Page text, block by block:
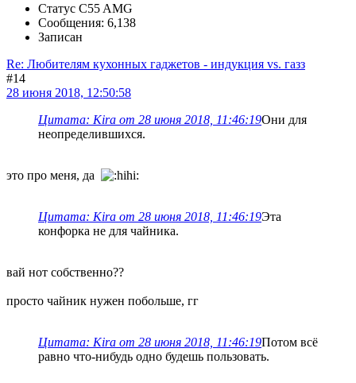
Статус C55 AMG
Сообщения: 6,138
Записан
Re: Любителям кухонных гаджетов - индукция vs. газз
#14
28 июня 2018, 12:50:58
Цитата: Kira от 28 июня 2018, 11:46:19Они для
неопределившихся.
это про меня, да
Цитата: Kira от 28 июня 2018, 11:46:19Эта
конфорка не для чайника.
вай нот собственно??
просто чайник нужен побольше, гг
Цитата: Kira от 28 июня 2018, 11:46:19Потом всё
равно что-нибудь одно будешь пользовать.